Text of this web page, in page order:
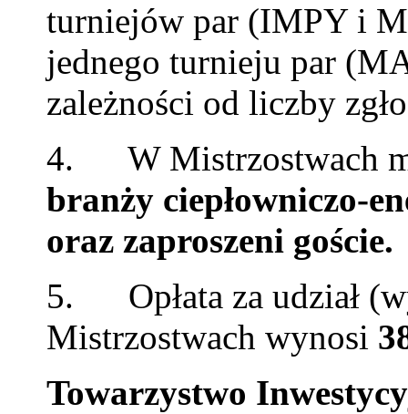
turniejów par (IMPY i
jednego turnieju par
zależności od liczby
4. W Mistrzostwach
branży ciepłowniczo-
oraz zaproszeni goście.
5. Opłata za udział
Mistrzostwach wynosi
Towarzystwo